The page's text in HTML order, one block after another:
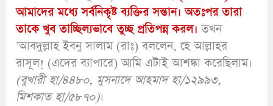
আমাদের মধ্যে সর্বনিকৃষ্ট ব্যক্তির সন্তান। অতঃপর তারা
তাকে খুব তাচ্ছিল্যভাবে তুচ্ছ প্রতিপন্ন করল। তখন
’আবদুল্লাহ ইবনু সালাম (রাঃ) বললেন, হে আল্লাহর
রাসূল! (এদের ব্যাপারে) আমি এটাই আশঙ্কা করেছিলাম।
(বুখারী হা/৪৪৮০, মুসনাদে আহমাদ হা/১২৯৯৩,
মিশকাত হা/৫৮৭০)।